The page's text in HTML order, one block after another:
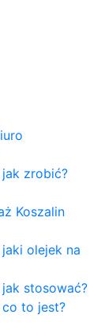
zrobić?
Koszalin
olejek na
stosować?
to jest?